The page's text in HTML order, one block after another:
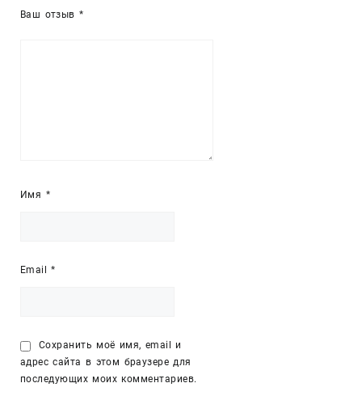
Ваш отзыв *
Имя *
Email*
Сохранить моё имя, email и
адрес сайта в этом браузере для
последующих моих комментариев.